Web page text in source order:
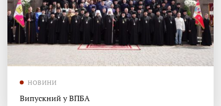
НОВИНИ
Випускний у ВПБА